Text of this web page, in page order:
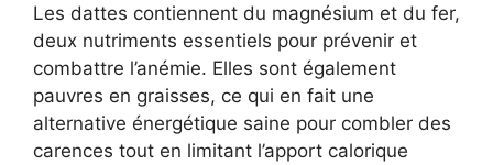
Les dattes contiennent du magnésium et du fer,
deux nutriments essentiels pour prévenir et
combattre l’anémie. Elles sont également
pauvres en graisses, ce qui en fait une
alternative énergétique saine pour combler des
carences tout en limitant l’apport calorique